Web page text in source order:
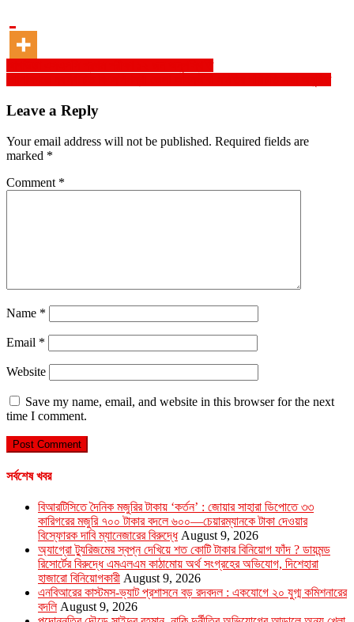
Post
navigation
Leave a Reply
Your email address will not be published. Required fields are
marked *
Comment *
Name *
Email *
Website
Save my name, email, and website in this browser for the next
time I comment.
সর্বশেষ খবর
বিআরটিসিতে দৈনিক মজুরির টাকায় ‘কর্তন’ : জোয়ার সাহারা ডিপোতে ৩৩
কারিগরের মজুরি ৭০০ টাকার বদলে ৬০০—চেয়ারম্যানকে টাকা দেওয়ার
বিস্ফোরক দাবি ম্যানেজারের বিরুদ্ধে August 9, 2026
অ্যাগ্রো ট্যুরিজমের স্বপ্ন দেখিয়ে শত কোটি টাকার বিনিয়োগ ফাঁদ ? ডায়মন্ড
রিসোর্টের বিরুদ্ধে এমএলএম কাঠামোয় অর্থ সংগ্রহের অভিযোগ, দিশেহারা
হাজারো বিনিয়োগকারী August 9, 2026
এনবিআরের কাস্টমস-ভ্যাট প্রশাসনে বড় রদবদল : একযোগে ২০ যুগ্ম কমিশনারের
বদলি August 9, 2026